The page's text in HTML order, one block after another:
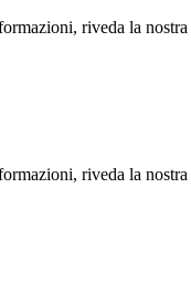
riveda la nostra
riveda la nostra